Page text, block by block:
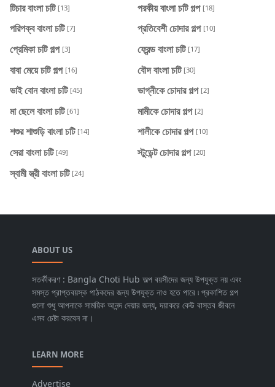
টিচার বাংলা চটি [13] পরকীয় বাংলা চটি গল্প [18]
পরিপক্ব বাংলা চটি [7] প্রতিবেশী চোদার গল্প [10]
প্রেমিকা চটি গল্প [3] ফ্রেন্ড বাংলা চটি [17]
বাবা মেয়ে চটি গল্প [16] বৌদ বাংলা চটি [30]
ভাই বোন বাংলা চটি [45] ভাগ্নীকে চোদার গল্প [2]
মা ছেলে বাংলা চটি [61] মামীকে চোদার গল্প [2]
শশুর শাশুড়ি বাংলা চটি [14] শালীকে চোদার গল্প [10]
সেরা বাংলা চটি [49] স্টুডেন্ট চোদার গল্প [20]
স্বামী স্ত্রী বাংলা চটি [24]
ABOUT US
সতর্কীকরণ : Bangla Choti Hub অল্প বয়সীদের জন্য উপযুক্ত নয় এবং
সমস্ত প্রাপ্তবয়স্ক পাঠকদের জন্য উপযুক্ত নাও হতে পারে ৷ প্রকাশিত গল্প
গুলো শুধু আপনাকে সাময়িক আনন্দ দেয়ার জন্য, দয়াকরে কেউ বাস্তব জীবনে
এসব চেষ্টা করবেন না।
LEARN MORE
Advertise